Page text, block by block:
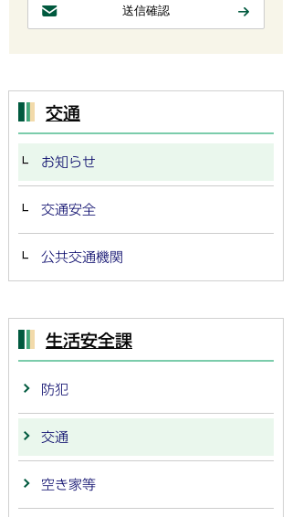
交通
お知らせ
交通安全
公共交通機関
生活安全課
防犯
交通
空き家等